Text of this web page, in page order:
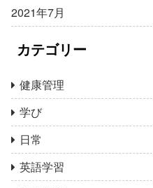
2021年7月
カテゴリー
健康管理
学び
日常
英語学習